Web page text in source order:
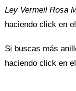
Ley Vermeil Rosa
haciendo click en
Si buscas más
haciendo click en